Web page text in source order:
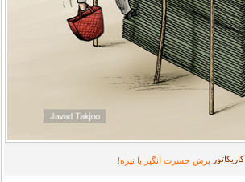
کاریکاتور پرش حسرت انگیز با نیزه!